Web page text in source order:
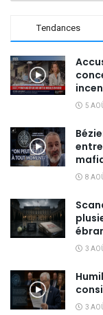
Tendances
5
8
3
3